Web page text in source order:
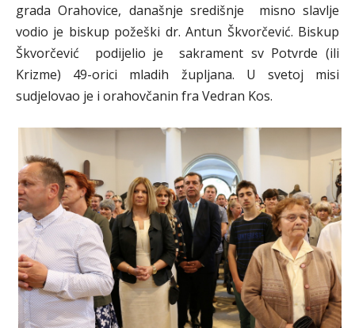
grada Orahovice, današnje središnje misno slavlje
vodio je biskup požeški dr. Antun Škvorčević. Biskup
Škvorčević podijelio je sakrament sv Potvrde (ili
Krizme) 49-orici mladih župljana. U svetoj misi
sudjelovao je i orahovčanin fra Vedran Kos.